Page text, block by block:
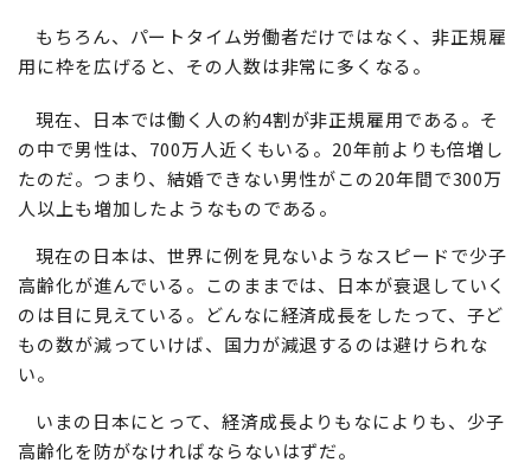
もちろん、パートタイム労働者だけではなく、非正規雇
用に枠を広げると、その人数は非常に多くなる。
現在、日本では働く人の約4割が非正規雇用である。そ
の中で男性は、700万人近くもいる。20年前よりも倍増し
たのだ。つまり、結婚できない男性がこの20年間で300万
人以上も増加したようなものである。
現在の日本は、世界に例を見ないようなスピードで少子
高齢化が進んでいる。このままでは、日本が衰退していく
のは目に見えている。どんなに経済成長をしたって、子ど
もの数が減っていけば、国力が減退するのは避けられな
い。
いまの日本にとって、経済成長よりもなによりも、少子
高齢化を防がなければならないはずだ。